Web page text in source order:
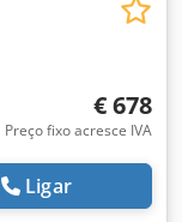
€ 678
Preço fixo acresce IVA
Ligar